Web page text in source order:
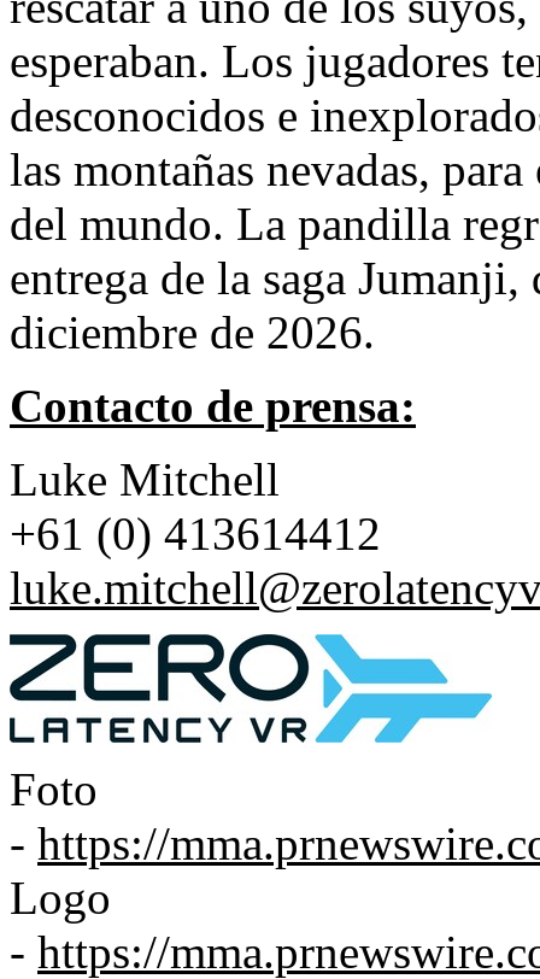
esperaban. Los jugadores
desconocidos e
las montañas nevadas,
del mundo. La pandilla
entrega de la saga Jumanji,
diciembre de 2026.
Contacto de prensa:
Luke Mitchell
+61 (0) 413614412
Foto
- https://
Logo
- https://